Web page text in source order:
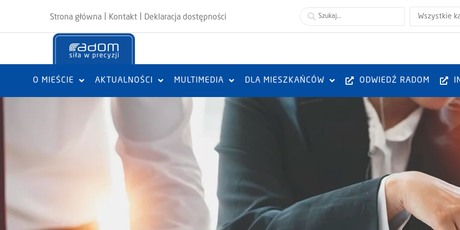
Strona główna Kontakt Deklaracja dostępności Wszystkie
O MIEŚCIE AKTUALNOŚCI MULTIMEDIA DLA MIESZKAŃCÓW ODWIEDŹ RADOM